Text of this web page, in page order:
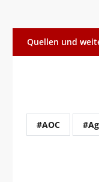
Quellen und
#AOC